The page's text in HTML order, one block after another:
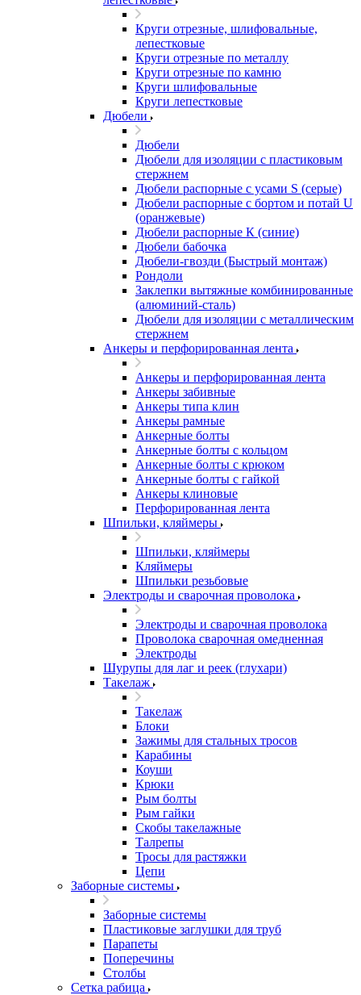
Круги отрезные, шлифовальные,
лепестковые
Круги отрезные по металлу
Круги отрезные по камню
Круги шлифовальные
Круги лепестковые
Дюбели
Дюбели
Дюбели для изоляции с пластиковым
стержнем
Дюбели распорные с усами S (серые)
Дюбели распорные c бортом и потай U
(оранжевые)
Дюбели распорные К (синие)
Дюбели бабочка
Дюбели-гвозди (Быстрый монтаж)
Рондоли
Заклепки вытяжные комбинированные
(алюминий-сталь)
Дюбели для изоляции с металлическим
стержнем
Анкеры и перфорированная лента
Анкеры и перфорированная лента
Анкеры забивные
Анкеры типа клин
Анкеры рамные
Анкерные болты
Анкерные болты с кольцом
Анкерные болты с крюком
Анкерные болты с гайкой
Анкеры клиновые
Перфорированная лента
Шпильки, кляймеры
Шпильки, кляймеры
Кляймеры
Шпильки резьбовые
Электроды и сварочная проволока
Электроды и сварочная проволока
Проволока сварочная омедненная
Электроды
Шурупы для лаг и реек (глухари)
Такелаж
Такелаж
Блоки
Зажимы для стальных тросов
Карабины
Коуши
Крюки
Рым болты
Рым гайки
Скобы такелажные
Талрепы
Тросы для растяжки
Цепи
Заборные системы
Заборные системы
Пластиковые заглушки для труб
Парапеты
Поперечины
Столбы
Сетка рабица